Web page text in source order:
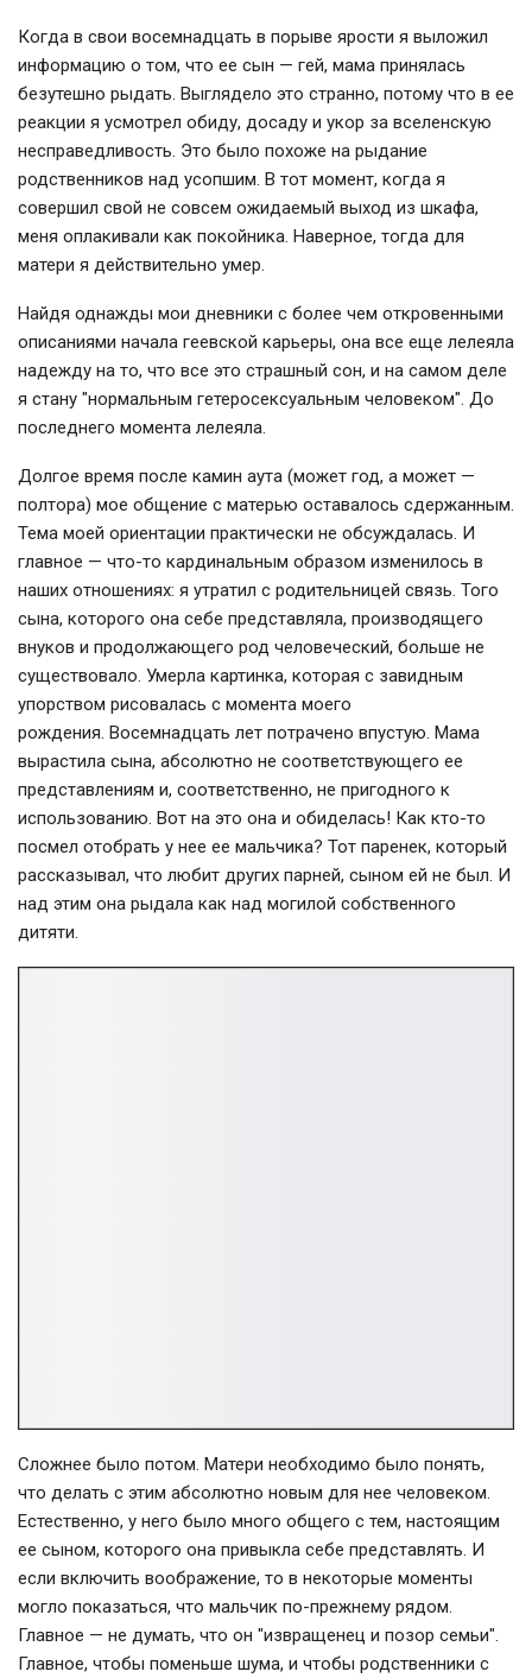
Когда в свои восемнадцать в порыве ярости я выложил
информацию о том, что ее сын — гей, мама принялась
безутешно рыдать. Выглядело это странно, потому что в ее
реакции я усмотрел обиду, досаду и укор за вселенскую
несправедливость. Это было похоже на рыдание
родственников над усопшим. В тот момент, когда я
совершил свой не совсем ожидаемый выход из шкафа,
меня оплакивали как покойника. Наверное, тогда для
матери я действительно умер.
Найдя однажды мои дневники с более чем откровенными
описаниями начала геевской карьеры, она все еще лелеяла
надежду на то, что все это страшный сон, и на самом деле
я стану "нормальным гетеросексуальным человеком". До
последнего момента лелеяла.
Долгое время после камин аута (может год, а может —
полтора) мое общение с матерью оставалось сдержанным.
Тема моей ориентации практически не обсуждалась. И
главное — что-то кардинальным образом изменилось в
наших отношениях: я утратил с родительницей связь. Того
сына, которого она себе представляла, производящего
внуков и продолжающего род человеческий, больше не
существовало. Умерла картинка, которая с завидным
упорством рисовалась с момента моего
рождения. Восемнадцать лет потрачено впустую. Мама
вырастила сына, абсолютно не соответствующего ее
представлениям и, соответственно, не пригодного к
использованию. Вот на это она и обиделась! Как кто-то
посмел отобрать у нее ее мальчика? Тот паренек, который
рассказывал, что любит других парней, сыном ей не был. И
над этим она рыдала как над могилой собственного
дитяти.
Сложнее было потом. Матери необходимо было понять,
что делать с этим абсолютно новым для нее человеком.
Естественно, у него было много общего с тем, настоящим
ее сыном, которого она привыкла себе представлять. И
если включить воображение, то в некоторые моменты
могло показаться, что мальчик по-прежнему рядом.
Главное — не думать, что он "извращенец и позор семьи".
Главное, чтобы поменьше шума, и чтобы родственники с